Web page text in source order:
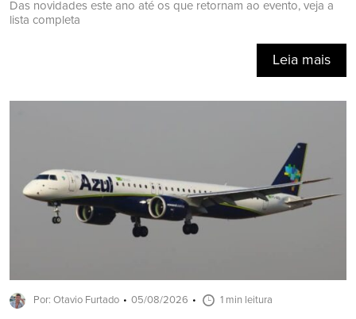
Das novidades este ano até os que retornam ao evento, veja a
lista completa
Leia mais
Por: Otavio Furtado 05/08/2026 1 min leitura